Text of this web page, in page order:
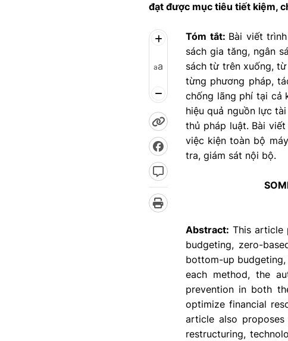
đạt được mục tiêu tiết kiệm,
aa
Tóm tắt: Bài viết
sách gia tăng, ngân
sách từ trên xuống,
từng phương pháp,
chống lãng phí tại cả
hiệu quả nguồn lực
thủ pháp luật. Bài
việc kiện toàn bộ
tra, giám sát nội bộ.
Abstract: This article
budgeting, zero-
bottom-up budgeting,
each method, the
prevention in both
optimize financial
article also proposes
restructuring,